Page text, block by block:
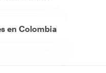
en Colombia